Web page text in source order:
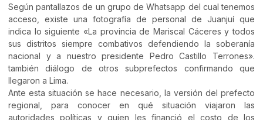
Según pantallazos de un grupo de Whatsapp del cual tenemos
acceso, existe una fotografía de personal de Juanjuí que
indica lo siguiente «La provincia de Mariscal Cáceres y todos
sus distritos siempre combativos defendiendo la soberanía
nacional y a nuestro presidente Pedro Castillo Terrones».
también diálogo de otros subprefectos confirmando que
llegaron a Lima.
Ante esta situación se hace necesario, la versión del prefecto
regional, para conocer en qué situación viajaron las
autoridades políticas y quien les financió el costo de los